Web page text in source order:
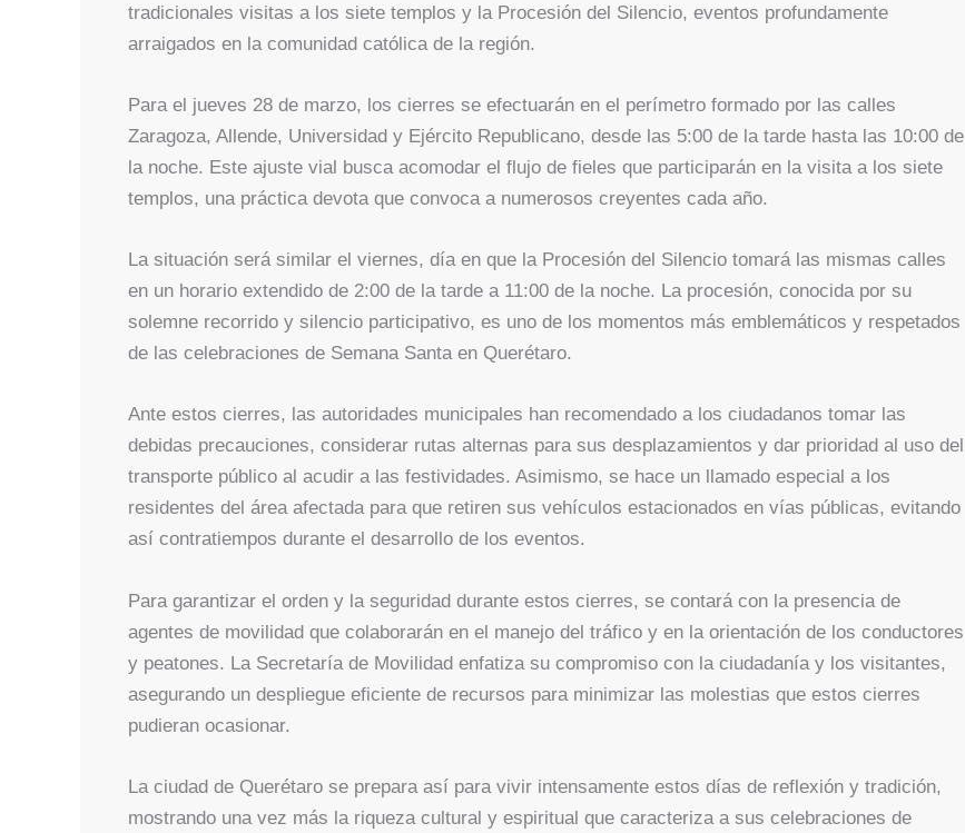
tradicionales visitas a los siete templos y la Procesión del Silencio, eventos profundamente
arraigados en la comunidad católica de la región.
Para el jueves 28 de marzo, los cierres se efectuarán en el perímetro formado por las calles
Zaragoza, Allende, Universidad y Ejército Republicano, desde las 5:00 de la tarde hasta las 10:00 de
la noche. Este ajuste vial busca acomodar el flujo de fieles que participarán en la visita a los siete
templos, una práctica devota que convoca a numerosos creyentes cada año.
La situación será similar el viernes, día en que la Procesión del Silencio tomará las mismas calles
en un horario extendido de 2:00 de la tarde a 11:00 de la noche. La procesión, conocida por su
solemne recorrido y silencio participativo, es uno de los momentos más emblemáticos y respetados
de las celebraciones de Semana Santa en Querétaro.
Ante estos cierres, las autoridades municipales han recomendado a los ciudadanos tomar las
debidas precauciones, considerar rutas alternas para sus desplazamientos y dar prioridad al uso del
transporte público al acudir a las festividades. Asimismo, se hace un llamado especial a los
residentes del área afectada para que retiren sus vehículos estacionados en vías públicas, evitando
así contratiempos durante el desarrollo de los eventos.
Para garantizar el orden y la seguridad durante estos cierres, se contará con la presencia de
agentes de movilidad que colaborarán en el manejo del tráfico y en la orientación de los conductores
y peatones. La Secretaría de Movilidad enfatiza su compromiso con la ciudadanía y los visitantes,
asegurando un despliegue eficiente de recursos para minimizar las molestias que estos cierres
pudieran ocasionar.
La ciudad de Querétaro se prepara así para vivir intensamente estos días de reflexión y tradición,
mostrando una vez más la riqueza cultural y espiritual que caracteriza a sus celebraciones de